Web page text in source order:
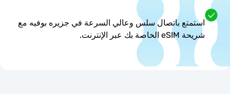
استمتع باتصال سلس وعالي السرعة في جزيره بوفيه مع
شريحة eSIM الخاصة بك عبر الإنترنت.